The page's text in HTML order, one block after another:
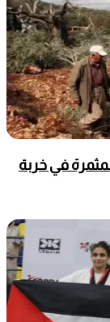
في خربة